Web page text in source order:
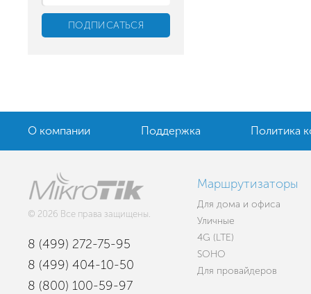
О компании Поддержка Политика
© 2026 Все права защищены.
8 (499) 272-75-95
8 (499) 404-10-50
8 (800) 100-59-97
Маршрутизаторы
Для дома и офиса
Уличные
4G (LTE)
SOHO
Для провайдеров